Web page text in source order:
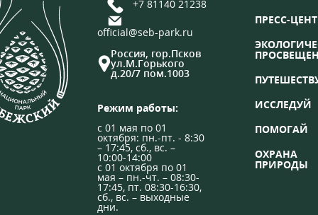
+7 81140 21238
official@seb-park.ru
Россия, гор.Псков
ул.М.Горького
д.20/7 пом.1003
Режим работы:
с 01 мая по 01
октября: пн.-пт. - 8:30
– 17:45, сб., вс. –
10:00-14:00
с 01 октября по 01
мая – пн.-чт. – 08:30-
17:45, пт. 08:30-16:30,
сб., вс. – выходные
дни.
ПРЕСС-
ИССЛЕДУЙ
ПОМОГАЙ
ОХРАНА
ПРИРОДЫ